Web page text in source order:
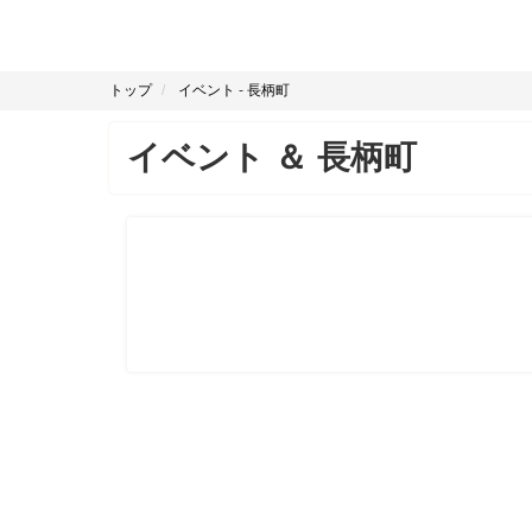
トップ イベント - 長柄町
イベント ＆ 長柄町